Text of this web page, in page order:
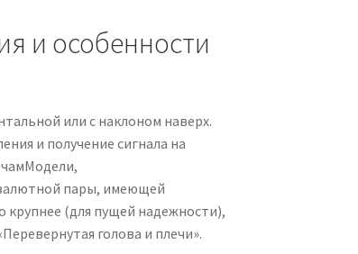
и особенности
или с наклоном наверх.
и получение сигнала на
пары, имеющей
крупнее (для пущей надежности),
голова и плечи».